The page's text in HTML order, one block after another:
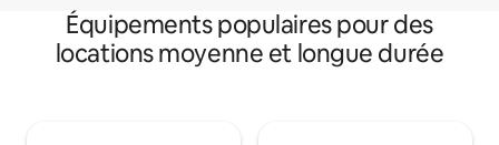
Équipements populaires pour des
locations moyenne et longue durée